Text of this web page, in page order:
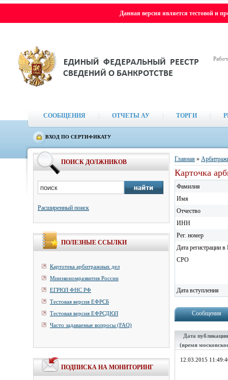
Данная версия является тестовой и
ВХОД ПО СЕРТИФИКАТУ
СООБЩЕНИЯ ОТЧЕТЫ АУ ТОРГИ
ПОИСК ДОЛЖНИКОВ
Расширенный поиск
ПОЛЕЗНЫЕ ССЫЛКИ
Картотека арбитражных дел
Минэкономразвития России
ЕГРЮЛ ФНС РФ
Тестовая версия ЕФРСБ
Тестовая версия ЕФРСДЮЛ
Часто задаваемые вопросы (FAQ)
ПОДПИСКА НА МОНИТОРИНГ
Главная »
Карточка
Фамилия
Имя
Отчество
ИНН
Рег. номер
Дата регистрации в
СРО
Дата вступления
Сообщения
Дата публикации
(время
12.03.2015